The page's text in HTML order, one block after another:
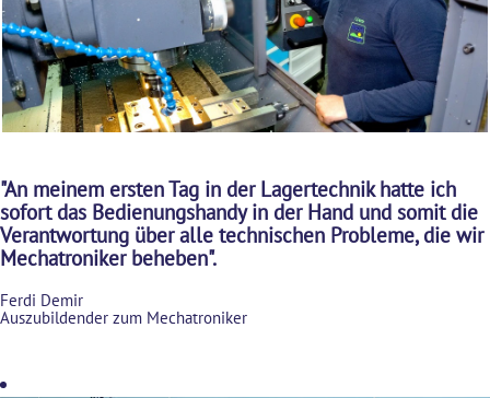
"An meinem ersten Tag in der Lagertechnik hatte ich
sofort das Bedienungshandy in der Hand und somit die
Verantwortung über alle technischen Probleme, die wir
Mechatroniker beheben".
Ferdi Demir
Auszubildender zum Mechatroniker